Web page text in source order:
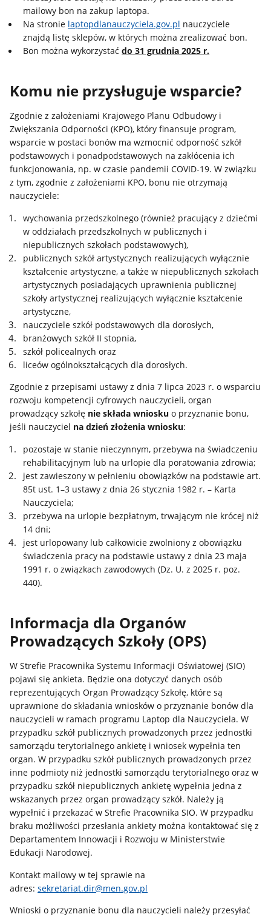
mailowy bon na zakup laptopa.
Na stronie laptopdlanauczyciela.gov.pl nauczyciele
znajdą listę sklepów, w których można zrealizować bon.
Bon można wykorzystaćdo 31 grudnia 2025 r.
Komu nie przysługuje wsparcie?
Zgodnie z założeniami Krajowego Planu Odbudowy i
Zwiększania Odporności (KPO), który finansuje program,
wsparcie w postaci bonów ma wzmocnić odporność szkół
podstawowych i ponadpodstawowych na zakłócenia ich
funkcjonowania, np. w czasie pandemii COVID-19. W związku
z tym, zgodnie z założeniami KPO, bonu nie otrzymają
nauczyciele:
wychowania przedszkolnego (również pracujący z dziećmi
w oddziałach przedszkolnych w publicznych i
niepublicznych szkołach podstawowych),
publicznych szkół artystycznych realizujących wyłącznie
kształcenie artystyczne, a także w niepublicznych szkołach
artystycznych posiadających uprawnienia publicznej
szkoły artystycznej realizujących wyłącznie kształcenie
artystyczne,
nauczyciele szkół podstawowych dla dorosłych,
branżowych szkół II stopnia,
szkół policealnych oraz
liceów ogólnokształcących dla dorosłych.
Zgodnie z przepisami ustawy z dnia 7 lipca 2023 r. o wsparciu
rozwoju kompetencji cyfrowych nauczycieli, organ
prowadzący szkołę nie składa wniosku o przyznanie bonu,
jeśli nauczyciel na dzień złożenia wniosku:
pozostaje w stanie nieczynnym, przebywa na świadczeniu
rehabilitacyjnym lub na urlopie dla poratowania zdrowia;
jest zawieszony w pełnieniu obowiązków na podstawie art.
85t ust. 1–3 ustawy z dnia 26 stycznia 1982 r. – Karta
Nauczyciela;
przebywa na urlopie bezpłatnym, trwającym nie krócej niż
14 dni;
jest urlopowany lub całkowicie zwolniony z obowiązku
świadczenia pracy na podstawie ustawy z dnia 23 maja
1991 r. o związkach zawodowych (Dz. U. z 2025 r. poz.
440).
Informacja dla Organów
Prowadzących Szkoły (OPS)
W Strefie Pracownika Systemu Informacji Oświatowej (SIO)
pojawi się ankieta. Będzie ona dotyczyć danych osób
reprezentujących Organ Prowadzący Szkołę, które są
uprawnione do składania wniosków o przyznanie bonów dla
nauczycieli w ramach programu Laptop dla Nauczyciela. W
przypadku szkół publicznych prowadzonych przez jednostki
samorządu terytorialnego ankietę i wniosek wypełnia ten
organ. W przypadku szkół publicznych prowadzonych przez
inne podmioty niż jednostki samorządu terytorialnego oraz w
przypadku szkół niepublicznych ankietę wypełnia jedna z
wskazanych przez organ prowadzący szkół. Należy ją
wypełnić i przekazać w Strefie Pracownika SIO. W przypadku
braku możliwości przesłania ankiety można kontaktować się z
Departamentem Innowacji i Rozwoju w Ministerstwie
Edukacji Narodowej.
Kontakt mailowy w tej sprawie na
adres:sekretariat.dir@men.gov.pl
Wnioski o przyznanie bonu dla nauczycieli należy przesyłać